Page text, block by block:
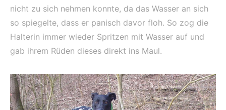
nicht zu sich nehmen konnte, da das Wasser an sich
so spiegelte, dass er panisch davor floh. So zog die
Halterin immer wieder Spritzen mit Wasser auf und
gab ihrem Rüden dieses direkt ins Maul.